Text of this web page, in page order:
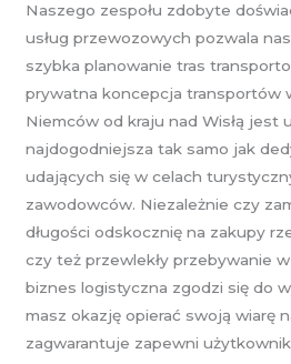
Naszego zespołu zdobyte
usług przewozowych pozwala
szybka planowanie tras
prywatna koncepcja transportów
Niemców od kraju nad Wisłą jest
najdogodniejsza tak samo jak
udających się w celach
zawodowców. Niezależnie czy
długości odskocznię na zakupy
czy też przewlekły przebywanie
biznes logistyczna zgodzi się do
masz okazję opierać swoją wiarę
zagwarantuje zapewni